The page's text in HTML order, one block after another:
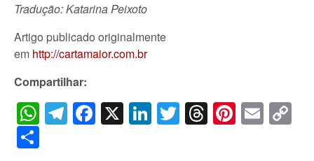
Tradução: Katarina Peixoto
Artigo publicado originalmente
em http://cartamaior.com.br
Compartilhar:
WhatsApp
Telegram
Facebook
X LinkedIn
Twitter
Threads